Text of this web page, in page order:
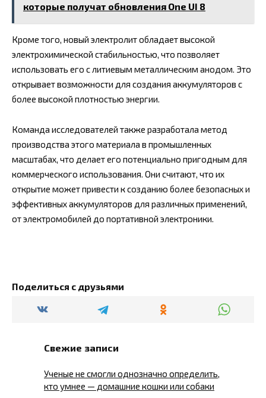
которые получат обновления One UI 8
Кроме того, новый электролит обладает высокой
электрохимической стабильностью, что позволяет
использовать его с литиевым металлическим анодом. Это
открывает возможности для создания аккумуляторов с
более высокой плотностью энергии.
Команда исследователей также разработала метод
производства этого материала в промышленных
масштабах, что делает его потенциально пригодным для
коммерческого использования. Они считают, что их
открытие может привести к созданию более безопасных и
эффективных аккумуляторов для различных применений,
от электромобилей до портативной электроники.
Поделиться с друзьями
Свежие записи
Ученые не смогли однозначно определить,
кто умнее — домашние кошки или собаки